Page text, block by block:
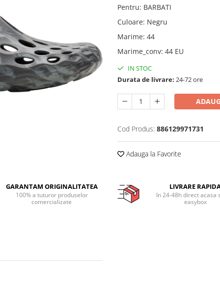
Pentru: BARBATI
Culoare: Negru
Marime: 44
Marime_conv: 44 EU
IN STOC
Durata de livrare: 24-72 ore
Cod Produs: 886129971731
Adauga la Favorite
GARANTAM ORIGINALITATEA
100% a tuturor produselor
comercializate
LIVRARE
In 24-48h direct acasa
easybox